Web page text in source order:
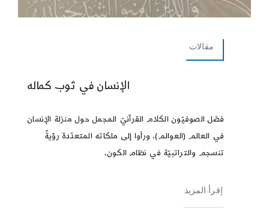
مقالات
الإنسان في ثوب كماله
فصّل الصوفيّون الكلام القرآنيّ المجمل حول منزلة الإنسان
في العالم (العوالم)، ورأوا إلى ملكاته المتعدّدة رؤيةً
تنسجم والتراتبيّة في نظام الكون،
إقرأ المزيد